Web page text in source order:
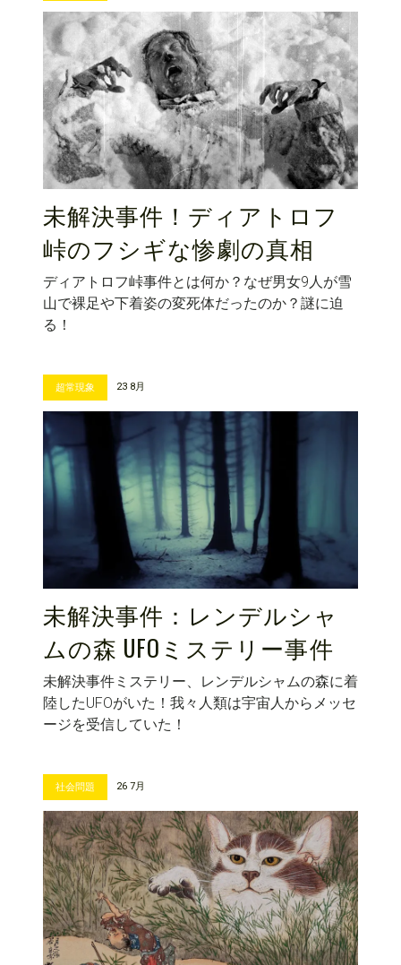
未解決事件！ディアトロフ
峠のフシギな惨劇の真相
ディアトロフ峠事件とは何か？なぜ男女9人が雪
山で裸足や下着姿の変死体だったのか？謎に迫
る！
超常現象 23 8月
未解決事件：レンデルシャ
ムの森 UFOミステリー事件
未解決事件ミステリー、レンデルシャムの森に着
陸したUFOがいた！我々人類は宇宙人からメッセ
ージを受信していた！
社会問題 26 7月